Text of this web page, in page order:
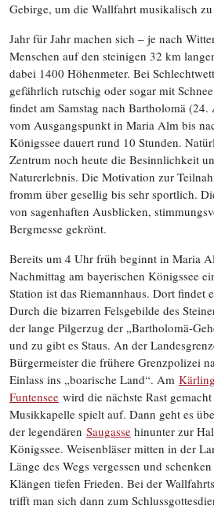
Gebirge, um die Wallfahrt musikalisch
Jahr für Jahr machen sich – je nach
Menschen auf den steinigen 32 km
dabei 1400 Höhenmeter. Bei
gefährlich rutschig oder sogar mit
findet am Samstag nach Bartholomä
vom Ausgangspunkt in Maria Alm bis
Königssee dauert rund 10 Stunden.
Zentrum noch heute die Besinnlichkeit
Naturerlebnis. Die Motivation zur
fromm über gesellig bis sehr sportlich.
von sagenhaften Ausblicken,
Bergmesse gekrönt.
Bereits um 4 Uhr früh beginnt in Maria
Nachmittag am bayerischen Königssee
Station ist das Riemannhaus. Dort findet
Durch die bizarren Felsgebilde des
der lange Pilgerzug der „Bartholomä-
und zu gibt es Staus. An der
Bürgermeister die frühere Grenzpolizei
Einlass ins „boarische Land“. Am
Funtensee wird die nächste Rast
Musikkapelle spielt auf. Dann geht es
der legendären Saugasse hinunter zur
Königssee. Weisenbläser mitten in der
Länge des Wegs vergessen und
Klängen tiefen Frieden. Bei der
trifft man sich dann zum